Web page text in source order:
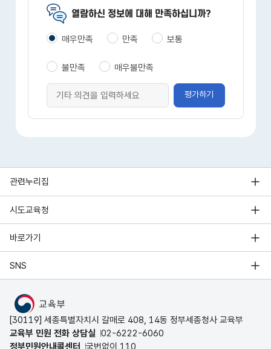
열람하신 정보에 대해 만족하십니까?
매우만족 만족 보통
불만족 매우불만족
평가하기
관련누리집
시도교육청
바로가기
SNS
MOE
[30119] 세종특별자치시 갈매로 408, 14동 정부세종청사 교육부
교육부 민원 전화 상담실 02-6222-6060
정부민원안내콜센터
국번없이 110